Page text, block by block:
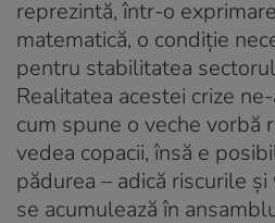
reprezintă, într-o
matematică, o condiție
pentru stabilitatea
Realitatea acestei crize
cum spune o veche vorbă
vedea copacii, însă e
pădurea – adică riscurile
se acumulează în